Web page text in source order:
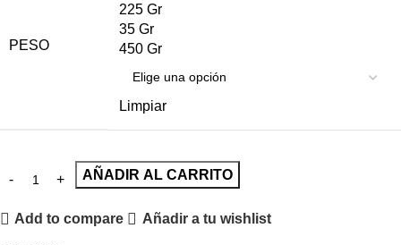
PESO
225 Gr
35 Gr
450 Gr
Limpiar
AÑADIR AL CARRITO
Add to compare Añadir a tu wishlist